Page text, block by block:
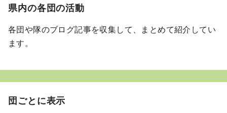
県内の各団の活動
各団や隊のブログ記事を収集して、まとめて紹介してい
ます。
団ごとに表示